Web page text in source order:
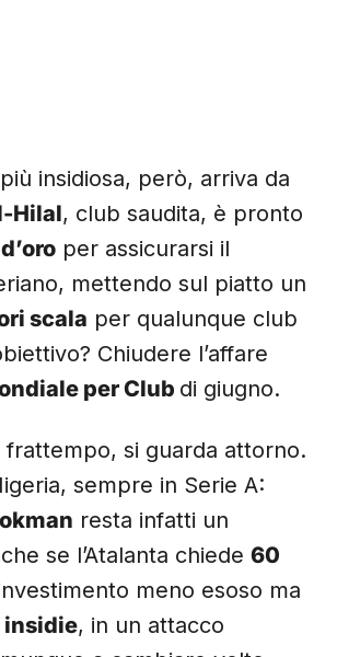
insidiosa, però, arriva da
Hilal, club saudita, è pronto
per assicurarsi il
mettendo sul piatto un
scala per qualunque club
Chiudere l’affare
per Club di giugno.
frattempo, si guarda attorno.
sempre in Serie A:
resta infatti un
se l’Atalanta chiede 60
meno esoso ma
insidie, in un attacco